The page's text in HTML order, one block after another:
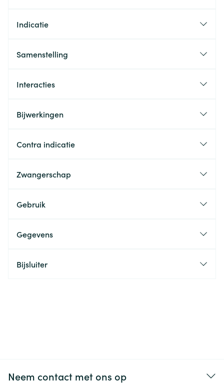
Indicatie
Samenstelling
Interacties
Bijwerkingen
Contra indicatie
Zwangerschap
Gebruik
Gegevens
Bijsluiter
Neem contact met ons op